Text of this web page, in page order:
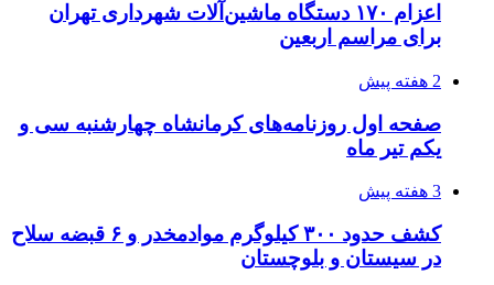
اعزام ۱۷۰ دستگاه ماشین‌آلات شهرداری تهران
برای مراسم اربعین
2 هفته پیش
صفحه اول روزنامه‌های کرمانشاه چهارشنبه سی و
یکم تیر ماه
3 هفته پیش
کشف حدود ۳۰۰ کیلوگرم موادمخدر و ۶ قبضه سلاح
در سیستان و بلوچستان